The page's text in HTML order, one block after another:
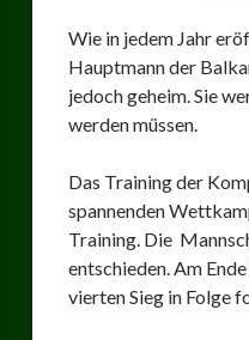
Wie in jedem Jahr
Hauptmann der
jedoch geheim. Sie
werden müssen.
Das Training der
spannenden
Training. Die
entschieden. Am
vierten Sieg in Folge